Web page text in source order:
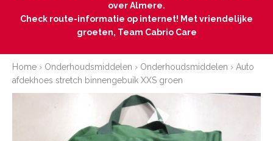
over Almere.
Check route-informatie op internet! Met vriendelijke
groeten, Team Cabrio Care
Home › Onderhoudsmiddelen › Onderhoudsmiddelen › Auto
afdekhoes stretch binnengebuik XXS groen